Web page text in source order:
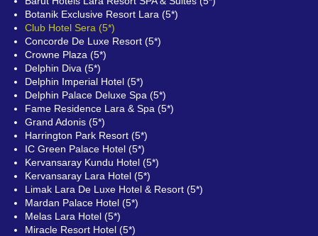
Botanik Exclusive Resort Lara (5*)
Club Hotel Sera (5*)
Concorde De Luxe Resort (5*)
Crowne Plaza (5*)
Delphin Diva (5*)
Delphin Imperial Hotel (5*)
Delphin Palace Deluxe Spa (5*)
Fame Residence Lara & Spa (5*)
Grand Adonis (5*)
Harrington Park Resort (5*)
IC Green Palace Hotel (5*)
Kervansaray Kundu Hotel (5*)
Kervansaray Lara Hotel (5*)
Limak Lara De Luxe Hotel & Resort (5*)
Mardan Palace Hotel (5*)
Melas Lara Hotel (5*)
Miracle Resort Hotel (5*)